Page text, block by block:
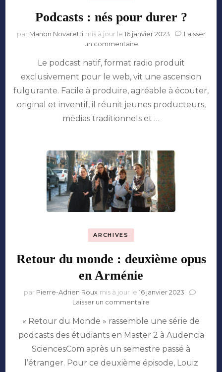
Podcasts : nés pour durer ?
par Manon Novaretti mis à jour le 16 janvier 2023
Laisser
un commentairesur
:
nés
durer
?
Le podcast natif, format radio produit
exclusivement pour le web, vit une ascension
fulgurante. Facile à produire, agréable à écouter,
original et inventif, il réunit jeunes producteurs,
médias traditionnels et …
ARCHIVES
Retour du monde : deuxième opus
en Arménie
par Pierre-Adrien Roux mis à jour le 16 janvier 2023
Laisser un commentaire
du
monde
deuxième
opus
« Retour du Monde » rassemble une série de
podcasts des étudiants en Master 2 à Audencia
SciencesCom après un semestre passé à
l’étranger. Pour ce deuxième épisode, Louiz